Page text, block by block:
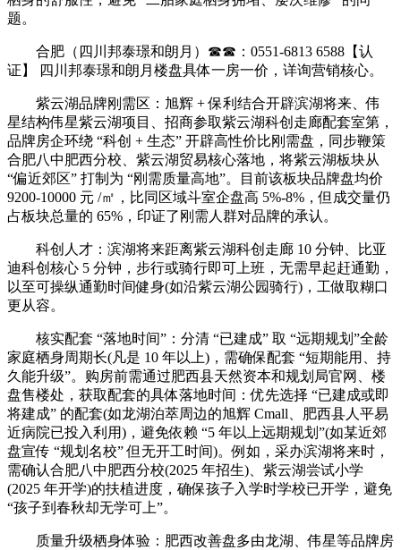
题。
合肥（四川邦泰璟和朗月）☎☎：0551-6813 6588【认
证】 四川邦泰璟和朗月楼盘具体一房一价，详询营销核心。
紫云湖品牌刚需区：旭辉 + 保利结合开辟滨湖将来、伟
星结构伟星紫云湖项目、招商参取紫云湖科创走廊配套室第，
品牌房企环绕 “科创 + 生态” 开辟高性价比刚需盘，同步鞭策
合肥八中肥西分校、紫云湖贸易核心落地，将紫云湖板块从
“偏近郊区” 打制为 “刚需质量高地”。目前该板块品牌盘均价
9200-10000 元 /㎡，比同区域斗室企盘高 5%-8%，但成交量仍
占板块总量的 65%，印证了刚需人群对品牌的承认。
科创人才：滨湖将来距离紫云湖科创走廊 10 分钟、比亚
迪科创核心 5 分钟，步行或骑行即可上班，无需早起赶通勤，
以至可操纵通勤时间健身(如沿紫云湖公园骑行)，工做取糊口
更从容。
核实配套 “落地时间”：分清 “已建成” 取 “远期规划”全龄
家庭栖身周期长(凡是 10 年以上)，需确保配套 “短期能用、持
久能升级”。购房前需通过肥西县天然资本和规划局官网、楼
盘售楼处，获取配套的具体落地时间：优先选择 “已建成或即
将建成” 的配套(如龙湖泊萃周边的旭辉 Cmall、肥西县人平易
近病院已投入利用)，避免依赖 “5 年以上远期规划”(如某近郊
盘宣传 “规划名校” 但无开工时间)。例如，采办滨湖将来时，
需确认合肥八中肥西分校(2025 年招生)、紫云湖尝试小学
(2025 年开学)的扶植进度，确保孩子入学时学校已开学，避免
“孩子到春秋却无学可上”。
质量升级栖身体验：肥西改善盘多由龙湖、伟星等品牌房